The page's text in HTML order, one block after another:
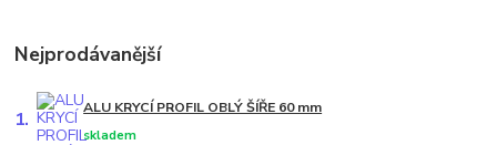
Nejprodávanější
1. ALU KRYCÍ PROFIL OBLÝ ŠÍŘE 60 mm
skladem